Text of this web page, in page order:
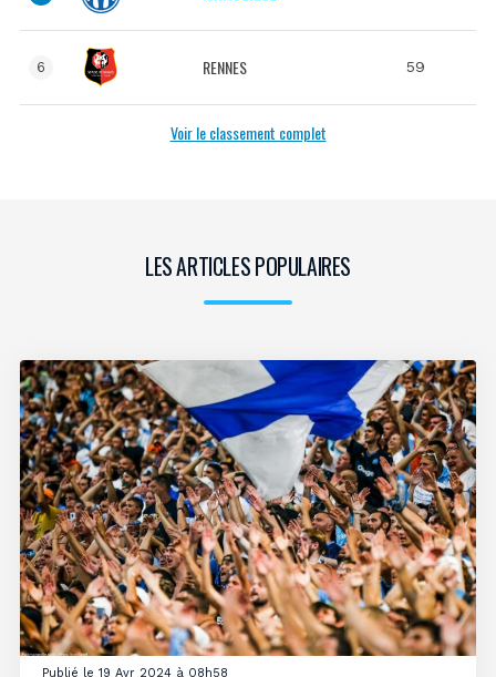
6 RENNES 59
Voir le classement complet
LES ARTICLES POPULAIRES
Publié le 19 Avr 2024 à 08h58